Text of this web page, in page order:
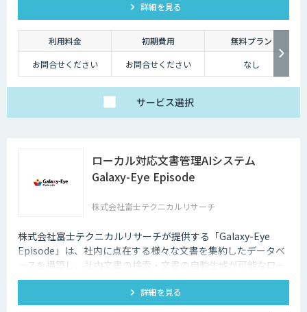
詳細を見る
利用料金 初期費用
無料プラン
お問合せください
お問合せください なし
サービス選択
ローカル対応文書管理AIシステム
Galaxy-Eye Episode
株式会社富士テクニカルリサーチ
株式会社富士テクニカルリサーチが提供する「Galaxy-Eye
Episode」は、社内に点在する様々な文書を集約したデータベ
ースを構築し、社内文書の検索・文書の自動生成が可能なロー
カル対応文書管理AIシステムです。
詳細を見る